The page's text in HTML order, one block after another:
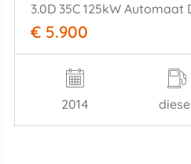
3.0D 35C 125kW Automaat
€ 5.900
2014